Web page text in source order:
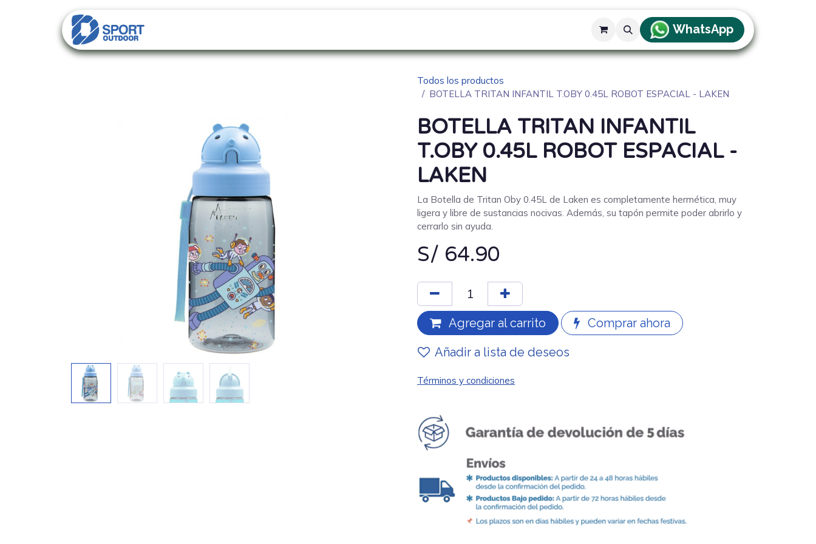
WhatsApp
Todos los productos
BOTELLA TRITAN INFANTIL T.OBY 0.45L ROBOT ESPACIAL - LAKEN
BOTELLA TRITAN INFANTIL
T.OBY 0.45L ROBOT ESPACIAL -
LAKEN
La Botella de Tritan Oby 0.45L de Laken es completamente hermética, muy
ligera y libre de sustancias nocivas. Además, su tapón permite poder abrirlo y
cerrarlo sin ayuda.
S/ 64.90
Agregar al carrito
Comprar ahora
Añadir a lista de deseos
Términos y condiciones